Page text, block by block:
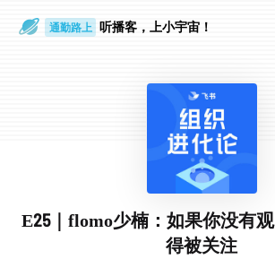
通勤路上 听播客，上小宇宙！
E25｜flomo少楠：如果你没有
得被关注